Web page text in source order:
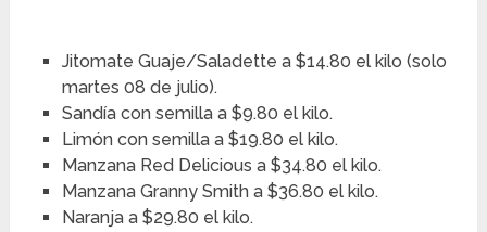
Jitomate Guaje/Saladette a $14.80 el kilo (solo
martes 08 de julio).
Sandía con semilla a $9.80 el kilo.
Limón con semilla a $19.80 el kilo.
Manzana Red Delicious a $34.80 el kilo.
Manzana Granny Smith a $36.80 el kilo.
Naranja a $29.80 el kilo.